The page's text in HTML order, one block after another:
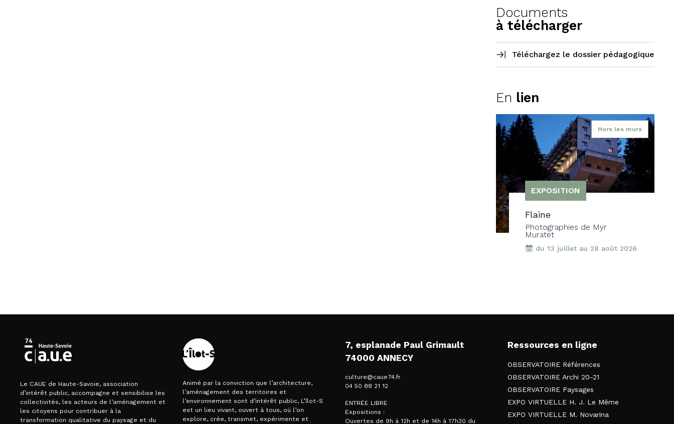
Documents
à télécharger
Téléchargez le dossier pédagogique
En lien
Hors les murs
EXPOSITION
Flaine
Photographies de Myr
Muratet
du 13 juillet au 28 août 2026
Le CAUE de Haute-Savoie, association
d’intérêt public, accompagne et sensibilise les
collectivités, les acteurs de l’aménagement et
les citoyens pour contribuer à la
transformation qualitative du paysage et du
Animé par la conviction que l’architecture,
l’aménagement des territoires et
l’environnement sont d’intérêt public, L’îlot-S
est un lieu vivant, ouvert à tous, où l’on
explore, crée, transmet, expérimente et
7, esplanade Paul Grimault
74000 ANNECY
culture@caue74.fr
04 50 88 21 12
ENTRÉE LIBRE
Expositions :
Ouvertes de 9h à 12h et de 14h à 17h30 du
Ressources en ligne
OBSERVATOIRE Références
OBSERVATOIRE Archi 20-21
OBSERVATOIRE Paysages
EXPO VIRTUELLE H. J. Le Même
EXPO VIRTUELLE M. Novarina